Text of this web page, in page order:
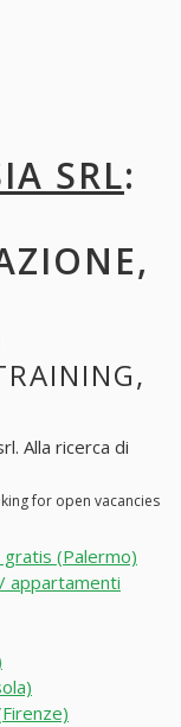
SRL:
Alla ricerca di
for open vacancies
(Palermo)
appartamenti